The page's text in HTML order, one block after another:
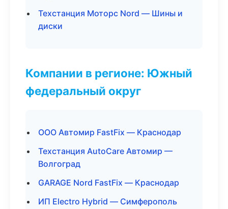
Техстанция Моторс Nord — Шины и
диски
Компании в регионе: Южный
федеральный округ
ООО Автомир FastFix — Краснодар
Техстанция AutoCare Автомир —
Волгоград
GARAGE Nord FastFix — Краснодар
ИП Electro Hybrid — Симферополь